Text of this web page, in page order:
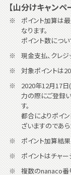
【山分けキャンペ
ポイント加算は
なります。
ポイント数につ
現金支払、クレジ
対象ポイントは
2020年12月17日
力の際にご登録
す。
都合によりポイ
ざいますのであら
ポイント加算結
ポイントはチャ
複数のnanaco番